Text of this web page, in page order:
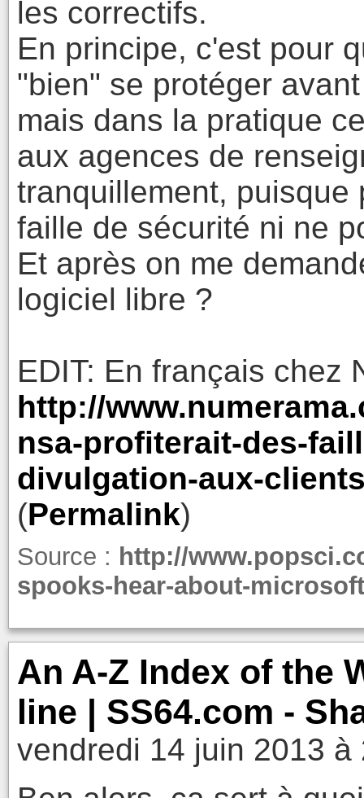
les correctifs.
En principe, c'est pour
"bien" se protéger
mais dans la pratique
aux agences de
tranquillement, puisque
faille de sécurité ni ne
Et après on me
logiciel libre ?
EDIT: En français chez
http://
nsa-profiterait-des-
divulgation-aux-
(Permalink)
Source : http://
spooks-hear-about-
An A-Z Index of the
line | SS64.com -
vendredi 14 juin 2013 à